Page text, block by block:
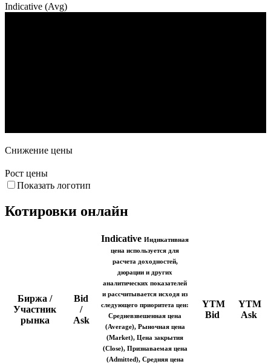
Indicative (Avg)
Снижение цены
Рост цены
Показать логотип
Котировки онлайн
Биржа /
Участник
рынка
Bid
/
Ask
Indicative Индикативная
цена используется для
расчета доходностей,
дюрации и других
аналитических показателей
и рассчитывается исходя из
следующего приоритета цен:
Средневзвешенная цена
(Average), Рыночная цена
(Market), Цена закрытия
(Close), Признаваемая цена
(Admitted), Средняя цена
YTM
Bid
YTM
Ask